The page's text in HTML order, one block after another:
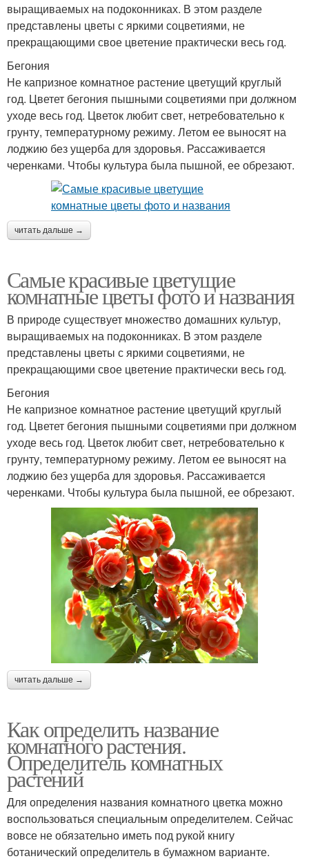
выращиваемых на подоконниках. В этом разделе
представлены цветы с яркими соцветиями, не
прекращающими свое цветение практически весь год.
Бегония
Не капризное комнатное растение цветущий круглый
год. Цветет бегония пышными соцветиями при должном
уходе весь год. Цветок любит свет, нетребовательно к
грунту, температурному режиму. Летом ее выносят на
лоджию без ущерба для здоровья. Рассаживается
черенками. Чтобы культура была пышной, ее обрезают.
читать дальше →
Самые красивые цветущие
комнатные цветы фото и названия
В природе существует множество домашних культур,
выращиваемых на подоконниках. В этом разделе
представлены цветы с яркими соцветиями, не
прекращающими свое цветение практически весь год.
Бегония
Не капризное комнатное растение цветущий круглый
год. Цветет бегония пышными соцветиями при должном
уходе весь год. Цветок любит свет, нетребовательно к
грунту, температурному режиму. Летом ее выносят на
лоджию без ущерба для здоровья. Рассаживается
черенками. Чтобы культура была пышной, ее обрезают.
читать дальше →
Как определить название
комнатного растения.
Определитель комнатных
растений
Для определения названия комнатного цветка можно
воспользоваться специальным определителем. Сейчас
вовсе не обязательно иметь под рукой книгу
ботанический определитель в бумажном варианте.